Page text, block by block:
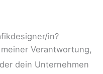
in?
Verantwortung,
dein Unternehmen